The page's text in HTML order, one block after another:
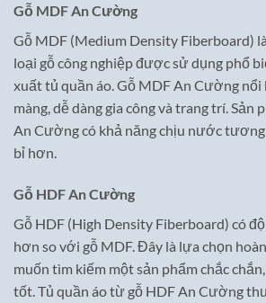
Gỗ MDF An Cường
Gỗ MDF (Medium Density Fiberboard)
loại gỗ công nghiệp được sử dụng phổ
xuất tủ quần áo. Gỗ MDF An Cường
màng, dễ dàng gia công và trang trí. Sản
An Cường có khả năng chịu nước
bỉ hơn.
Gỗ HDF An Cường
Gỗ HDF (High Density Fiberboard) có
hơn so với gỗ MDF. Đây là lựa chọn
muốn tìm kiếm một sản phẩm chắc
tốt. Tủ quần áo từ gỗ HDF An Cường